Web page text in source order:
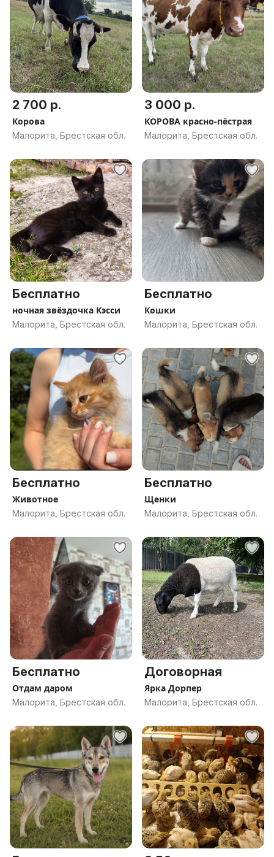
2 700 р.
Корова
Малорита, Брестская обл.
3 000 р.
КОРОВА красно-пёстрая
Малорита, Брестская обл.
Бесплатно
ночная звёздочка Кэсси
Малорита, Брестская обл.
Бесплатно
Кошки
Малорита, Брестская обл.
Бесплатно
Животное
Малорита, Брестская обл.
Бесплатно
Щенки
Малорита, Брестская обл.
Бесплатно
Отдам даром
Малорита, Брестская обл.
Договорная
Ярка Дорпер
Малорита, Брестская обл.